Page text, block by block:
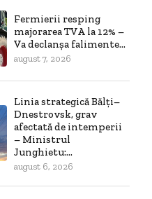
Fermierii resping
majorarea TVA la 12% –
Va declanșa falimente...
august 7, 2026
Linia strategică Bălți–
Dnestrovsk, grav
afectată de intemperii
– Ministrul
Junghietu:...
august 6, 2026